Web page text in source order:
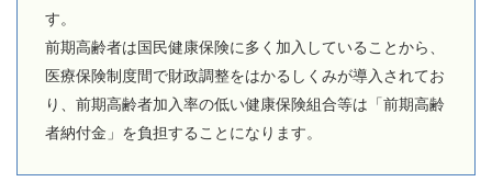
す。
前期高齢者は国民健康保険に多く加入していることから、
医療保険制度間で財政調整をはかるしくみが導入されてお
り、前期高齢者加入率の低い健康保険組合等は「前期高齢
者納付金」を負担することになります。